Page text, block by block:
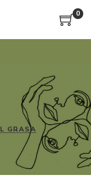
0
GRASA